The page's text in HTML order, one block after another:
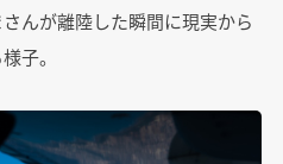
んが離陸した瞬間に現実から
子。